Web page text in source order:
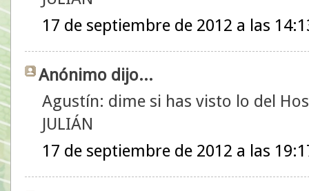
17 de septiembre de 2012 a las
Anónimo dijo...
Agustín: dime si has visto lo del
JULIÁN
17 de septiembre de 2012 a las